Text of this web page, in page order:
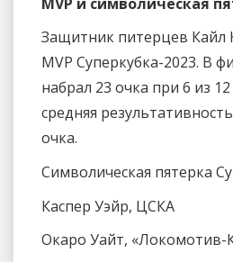
Защитник питерцев Кайл
MVP Суперкубка-2023. В
набрал 23 очка при 6 из 12
средняя
очка.
Символическая пятерка
Каспер Уэйр, ЦСКА
Окаро Уайт, «Локомотив-